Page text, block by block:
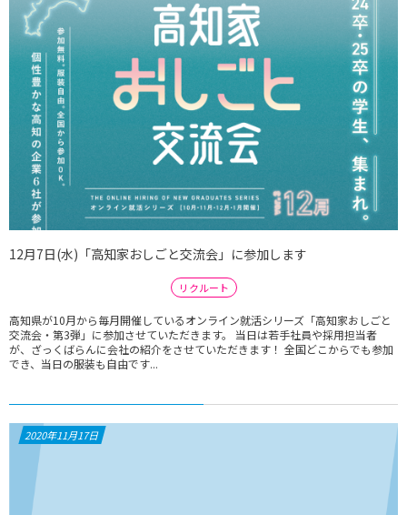
12月7日(水)「高知家おしごと交流会」に参加します
リクルート
高知県が10月から毎月開催しているオンライン就活シリーズ「高知家おしごと
交流会・第3弾」に参加させていただきます。 当日は若手社員や採用担当者
が、ざっくばらんに会社の紹介をさせていただきます！ 全国どこからでも参加
でき、当日の服装も自由です...
2020年11月17日